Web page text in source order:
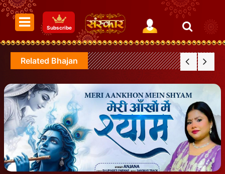
Subscribe
Related Bhajan